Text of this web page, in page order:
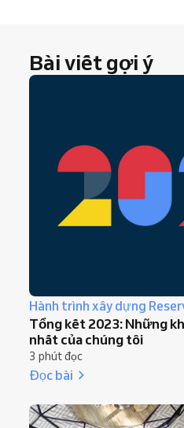
Bài viết gợi ý
Hành trình xây dựng
Tổng kết 2023: Những
nhất của chúng tôi
3 phút đọc
Đọc bài